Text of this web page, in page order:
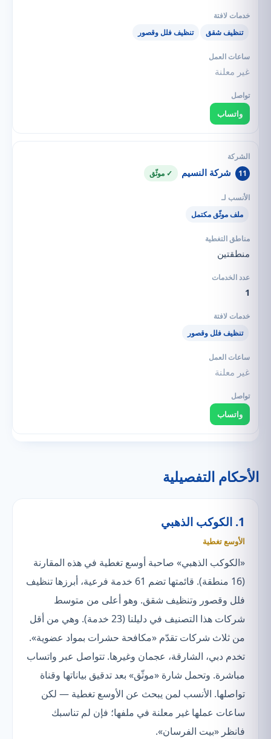
تنظيف شقق تنظيف فلل وقصور
غير معلنة
واتساب
11 شركة النسيم ✓ موثّق
ملف موثّق مكتمل
منطقتين
1
تنظيف فلل وقصور
غير معلنة
واتساب
الأحكام التفصيلية
1. الكوكب الذهبي
الأوسع تغطية
«الكوكب الذهبي» صاحبة أوسع تغطية في هذه المقارنة
(16 منطقة). قائمتها تضم 61 خدمة فرعية، أبرزها تنظيف
فلل وقصور وتنظيف شقق. وهو أعلى من متوسط
شركات هذا التصنيف في دليلنا (23 خدمة). وهي من أقل
من ثلاث شركات تقدّم «مكافحة حشرات بمواد عضوية».
تخدم دبي، الشارقة، عجمان وغيرها. تتواصل عبر واتساب
مباشرة. وتحمل شارة «موثّق» بعد تدقيق بياناتها وقناة
تواصلها. الأنسب لمن يبحث عن الأوسع تغطية — لكن
ساعات عملها غير معلنة في ملفها؛ فإن لم تناسبك
فانظر «بيت الفرسان».